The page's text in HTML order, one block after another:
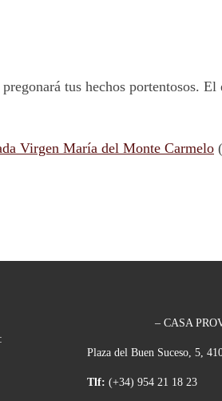
tus hechos portentosos.
Virgen María del Monte Carmelo (
– CASA
Plaza del Buen Suceso, 5,
Tlf: (+34) 954 21 18 23